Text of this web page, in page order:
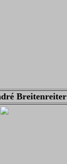
Breitenreiter